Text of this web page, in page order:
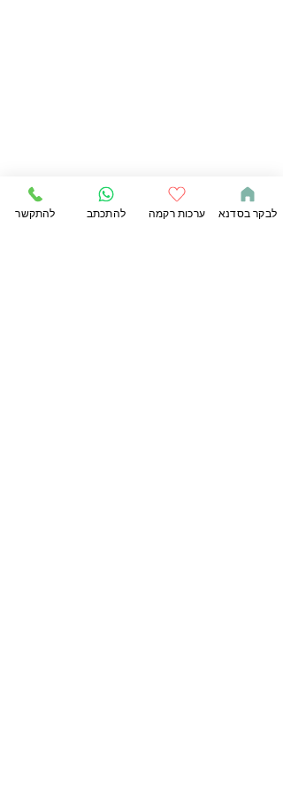
להתקשר להתכתב ערכות רקמה לבקר בסדנא